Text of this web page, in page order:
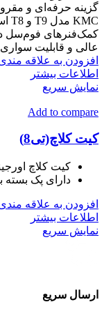
گزینه حرفه‌ای و
عالی و قابلیت
افزودن به علاقه
اطلاعات بیشتر
نمایش سریع
Add to compare
کیت کلاچ(تی8)
کیت کلاچ
دارای پک بسته
افزودن به علاقه
اطلاعات بیشتر
نمایش سریع
ارسال سریع